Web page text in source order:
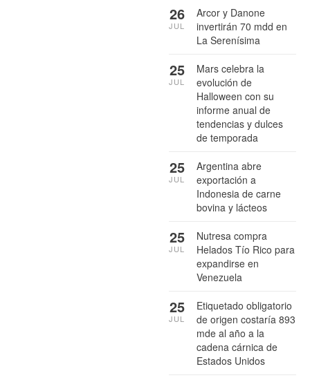
Arcor y Danone
invertirán 70 mdd en
La Serenísima
26
JUL
Mars celebra la
evolución de
Halloween con su
informe anual de
tendencias y dulces
de temporada
25
JUL
Argentina abre
exportación a
Indonesia de carne
bovina y lácteos
25
JUL
Nutresa compra
Helados Tío Rico para
expandirse en
Venezuela
25
JUL
Etiquetado obligatorio
de origen costaría 893
mde al año a la
cadena cárnica de
Estados Unidos
25
JUL